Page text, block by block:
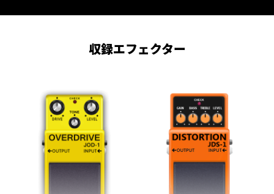
収録エフェクター